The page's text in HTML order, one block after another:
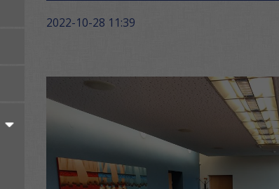
2022-10-28 11:39